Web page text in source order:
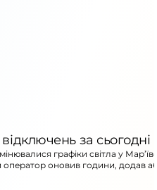
за сьогодні
графіки світла у
оператор оновив години, додав